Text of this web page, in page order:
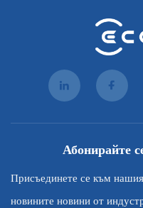
Абонирайте
Присъединете се към
новините новини от